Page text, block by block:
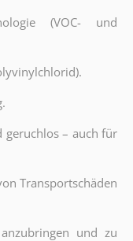
(VOC- und
– auch für
Transportschäden
und zu